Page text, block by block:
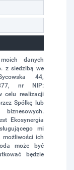
danych
z siedzibą we
44,
nr NIP:
celu realizacji
Spółkę lub
Ekosynergia
mi
możliwości ich
może być
będzie